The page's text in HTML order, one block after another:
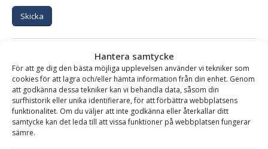
Hantera samtycke
För att ge dig den bästa möjliga upplevelsen använder vi tekniker som
cookies för att lagra och/eller hämta information från din enhet. Genom
att godkänna dessa tekniker kan vi behandla data, såsom din
surfhistorik eller unika identifierare, för att förbättra webbplatsens
funktionalitet. Om du väljer att inte godkänna eller återkallar ditt
samtycke kan det leda till att vissa funktioner på webbplatsen fungerar
sämre.
Skicka
Se alla produkter inom samma kategori
Hjullastare & Traktor
BESKRIVNING